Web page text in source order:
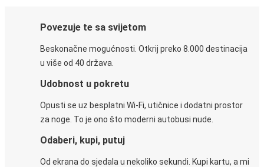
Povezuje te sa svijetom
Beskonačne mogućnosti. Otkrij preko 8.000 destinacija
u više od 40 država.
Udobnost u pokretu
Opusti se uz besplatni Wi-Fi, utičnice i dodatni prostor
za noge. To je ono što moderni autobusi nude.
Odaberi, kupi, putuj
Od ekrana do sjedala u nekoliko sekundi. Kupi kartu, a mi